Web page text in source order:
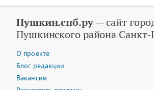
Пушкин.спб.ру— сайт
Пушкинского района Санкт-
О проекте
Блог редакции
Вакансии